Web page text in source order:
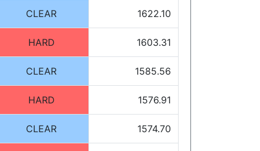
CLEAR 1622.10
HARD 1603.31
CLEAR 1585.56
HARD 1576.91
CLEAR 1574.70